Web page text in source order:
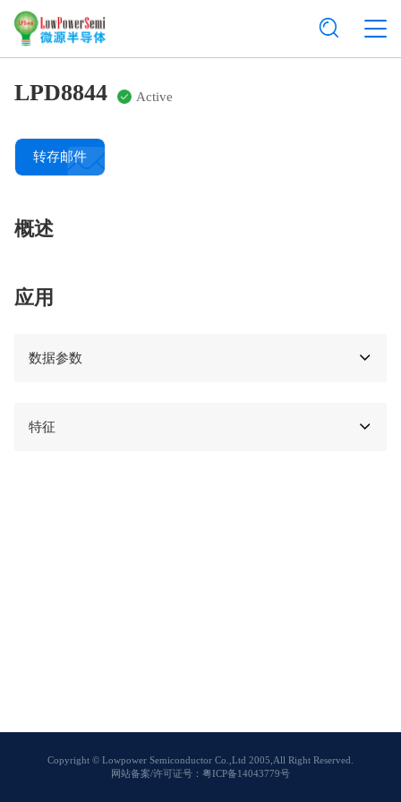
LPD8844 Active
转存邮件
概述
应用
数据参数
特征
Copyright © Lowpower Semiconductor Co.,Ltd 2005,All Right Reserved.
网站备案/许可证号：粤ICP备14043779号